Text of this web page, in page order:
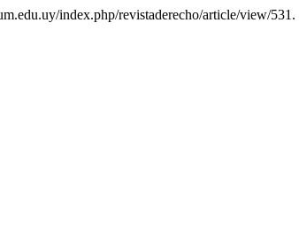
index.php/revistaderecho/article/view/531.